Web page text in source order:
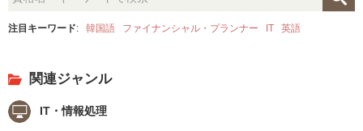
注目キーワード: 韓国語 ファイナンシャル・プランナー IT 英語
関連ジャンル
IT・情報処理